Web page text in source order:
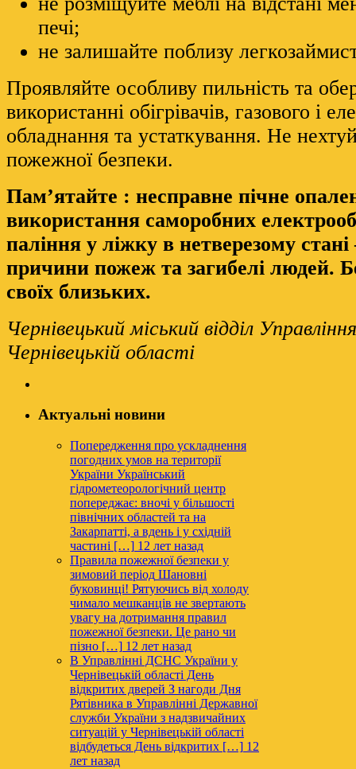
печі;
не залишайте поблизу
Проявляйте особливу пильність та
використанні обігрівачів, газового і
обладнання та устаткування. Не
пожежної безпеки.
Пам’ятайте : несправне пічне
використання саморобних
паління у ліжку в нетверезому стані
причини пожеж та загибелі людей.
своїх близьких.
Чернівецький міський відділ
Чернівецькій області
Актуальні новини
Попередження про ускладнення
погодних умов на території
України Український
гідрометеорологічний центр
попереджає: вночі у більшості
північних областей та на
Закарпатті, а вдень і у східній
частині […] 12 лет назад
Правила пожежної безпеки у
зимовий період Шановні
буковинці! Рятуючись від холоду
чимало мешканців не звертають
увагу на дотримання правил
пожежної безпеки. Це рано чи
пізно […] 12 лет назад
В Управлінні ДСНС України у
Чернівецькій області День
відкритих дверей З нагоди Дня
Рятівника в Управлінні Державної
служби України з надзвичайних
ситуацій у Чернівецькій області
відбудеться День відкритих […] 12
лет назад